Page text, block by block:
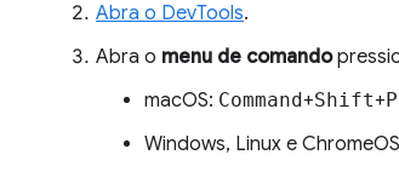
Abra o DevTools.
Abra o menu de comando
macOS: Command+Shift+P
Windows, Linux e